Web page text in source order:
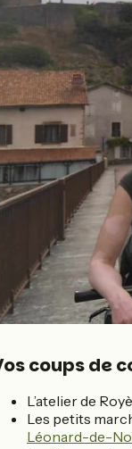
coups de
L’atelier de
Les petits
Léonard-de-